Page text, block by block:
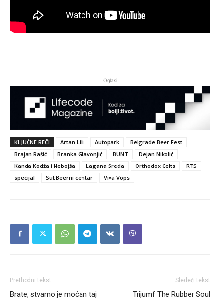
Oglasi
KLJUČNE REČI Artan Lili Autopark
Belgrade Beer Fest
Brajan Rašić
Branka Glavonjić BUNT
Dejan Nikolić
Kanda Kodža i Nebojša
Lagana Sreda Orthodox Celts
RTS
specijal
SubBeerni centar Viva Vops
Prethodni tekst
Brate, stvarno je moćan taj
Sledeći tekst
Trijumf The Rubber Soul